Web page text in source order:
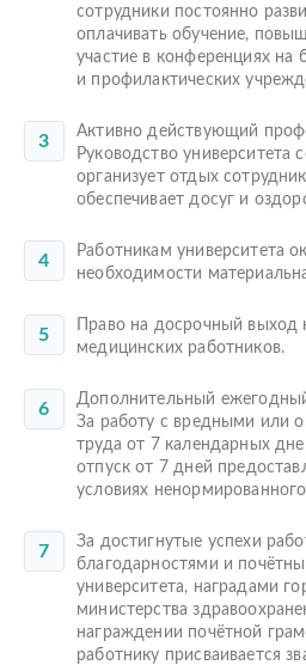
сотрудники постоянно
оплачивать обучение,
участие в конференциях на
и профилактических
Активно действующий
Руководство университета
организует отдых
обеспечивает досуг и
Работникам университета
необходимости
Право на досрочный выход
медицинских работников.
Дополнительный
За работу с вредными или
труда от 7 календарных
отпуск от 7 дней
условиях
За достигнутые успехи
благодарностями и
университета, наградами
министерства
награждении почётной
работнику присваивается